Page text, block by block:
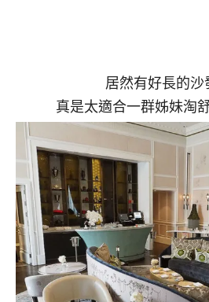
居然有好長的沙
真是太適合一群姊妹淘